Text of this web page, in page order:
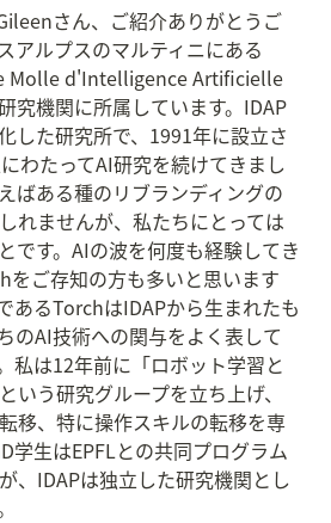
さん、ご紹介ありがとうご
アルプスのマルティニにある
Molle d'Intelligence Artificielle
究機関に所属しています。IDAP
した研究所で、1991年に設立さ
わたってAI研究を続けてきまし
ばある種のリブランディングの
れませんが、私たちにとっては
です。AIの波を何度も経験してき
をご存知の方も多いと思います
あるTorchはIDAPから生まれたも
のAI技術への関与をよく表して
私は12年前に「ロボット学習と
いう研究グループを立ち上げ、
移、特に操作スキルの転移を専
学生はEPFLとの共同プログラム
、IDAPは独立した研究機関とし